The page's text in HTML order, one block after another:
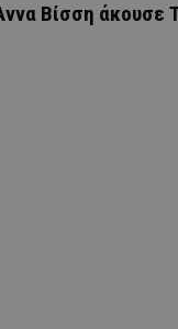
Βίσση άκουσε